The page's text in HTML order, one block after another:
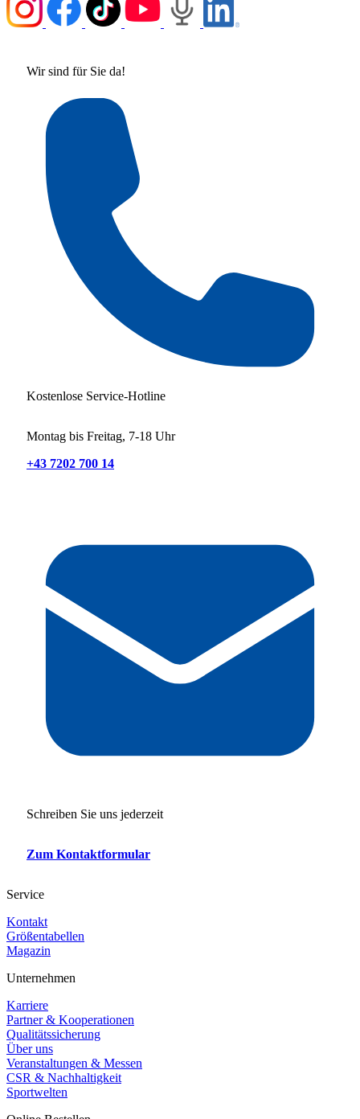
Wir sind für Sie da!
Kostenlose Service-Hotline
Montag bis Freitag, 7-18 Uhr
+43 7202 700 14
Schreiben Sie uns jederzeit
Zum Kontaktformular
Service
Kontakt
Größentabellen
Magazin
Unternehmen
Karriere
Partner & Kooperationen
Qualitätssicherung
Über uns
Veranstaltungen & Messen
CSR & Nachhaltigkeit
Sportwelten